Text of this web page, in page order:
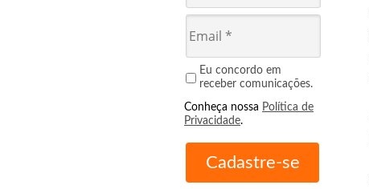
Eu concordo em
receber comunicações.
Conheça nossa Política de
Privacidade.